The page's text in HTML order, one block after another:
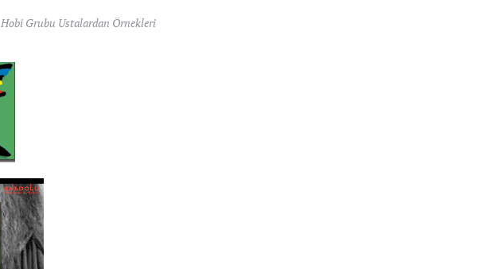
Hobi Grubu Ustalardan Örnekleri